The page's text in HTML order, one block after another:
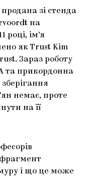
зі стенда
на
році, ім’я
як Trust Kim
Зараз роботу
та прикордонна
немає, проте
на її
фрагмент
і що це може